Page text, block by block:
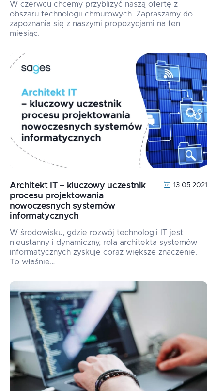
W czerwcu chcemy przybliżyć naszą ofertę z
obszaru technologii chmurowych. Zapraszamy do
zapoznania się z naszymi propozycjami na ten
miesiąc.
Architekt IT – kluczowy uczestnik
procesu projektowania
nowoczesnych systemów
informatycznych
13.05.2021
W środowisku, gdzie rozwój technologii IT jest
nieustanny i dynamiczny, rola architekta systemów
informatycznych zyskuje coraz większe znaczenie.
To właśnie…